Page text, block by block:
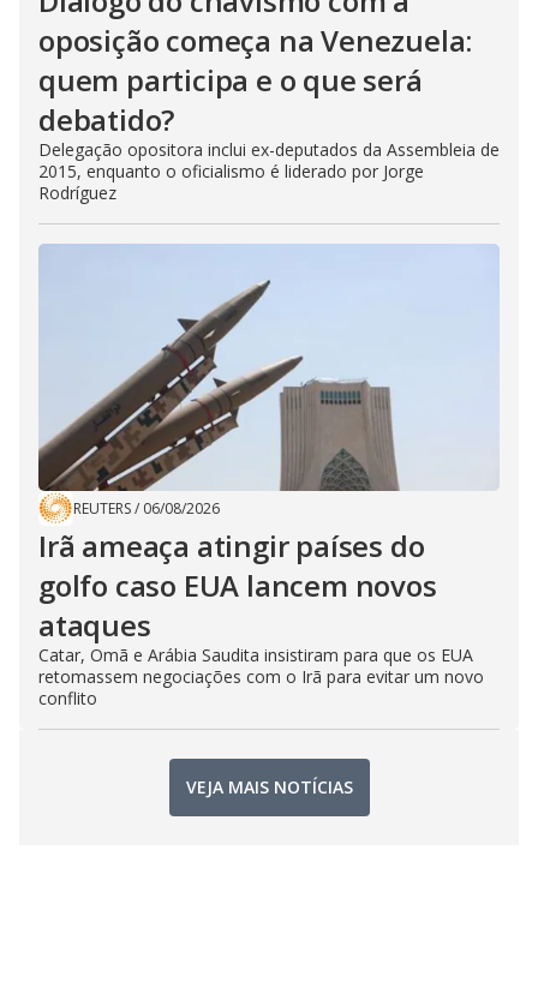
oposição começa na Venezuela:
quem participa e o que será
debatido?
Delegação opositora inclui ex-deputados da Assembleia de
2015, enquanto o oficialismo é liderado por Jorge
Rodríguez
REUTERS/ 06/08/2026
Irã ameaça atingir países do
golfo caso EUA lancem novos
ataques
Catar, Omã e Arábia Saudita insistiram para que os EUA
retomassem negociações com o Irã para evitar um novo
conflito
VEJA MAIS NOTÍCIAS